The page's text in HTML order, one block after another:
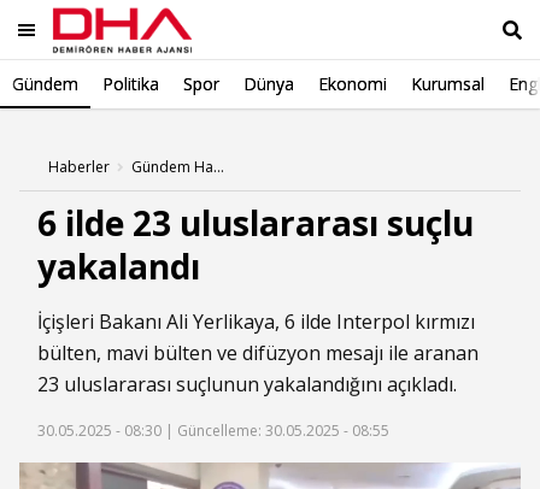
Gündem Politika Spor Dünya Ekonomi Kurumsal
Haberler Gündem Haberleri
6 ilde 23 uluslararası suçlu
yakalandı
İçişleri Bakanı Ali Yerlikaya, 6 ilde Interpol kırmızı
bülten, mavi bülten ve difüzyon mesajı ile aranan
23 uluslararası suçlunun yakalandığını açıkladı.
30.05.2025 - 08:30 | Güncelleme: 30.05.2025 - 08:55